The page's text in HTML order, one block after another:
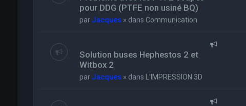
pour DDG (PTFE non usiné BQ)
par Jacques » dans Communication
Solution buses Hephestos 2 et
Witbox 2
par Jacques » dans L'IMPRESSION 3D